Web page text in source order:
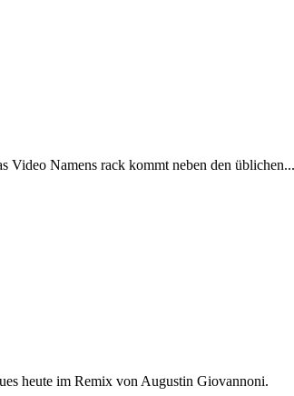
Video Namens rack kommt neben den üblichen...
heute im Remix von Augustin Giovannoni.